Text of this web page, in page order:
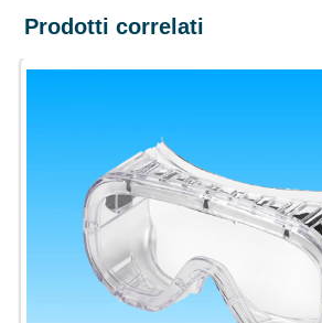
Prodotti correlati